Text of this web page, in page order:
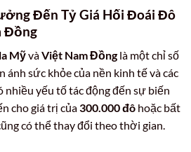
Đến Tỷ Giá Hối Đoái Đô
Đồng
MỹvàViệt Nam Đồnglà một chỉ số
ánh sức khỏe của nền kinh tế và các
nhiều yếu tố tác động đến sự biến
cho giá trị của300.000 đô hoặc bất
có thể thay đổi theo thời gian.